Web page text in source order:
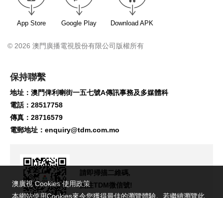
App Store Google Play Download APK
© 2026 澳門廣播電視股份有限公司版權所有
保持聯繫
地址：澳門俾利喇街一五七號A傳訊事務及多媒體科
電話：28517758
傳真：28716579
電郵地址： enquiry@tdm.com.mo
請即掃描二維碼,
關注TDM微信號!
澳廣視 Cookies 使用政策
本網站使用Cookies來令您獲得最佳的瀏覽體驗。若繼續瀏覽此